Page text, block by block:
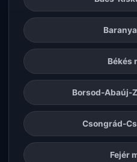
Békés
Borsod-Abaúj-
Csongrád-
Fejér